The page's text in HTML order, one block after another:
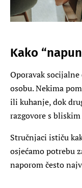
Kako
Oporavak
osobu. Nekima
ili kuhanje, dok
razgovore s
Stručnjaci ističu
osjećamo potrebu
naporom često